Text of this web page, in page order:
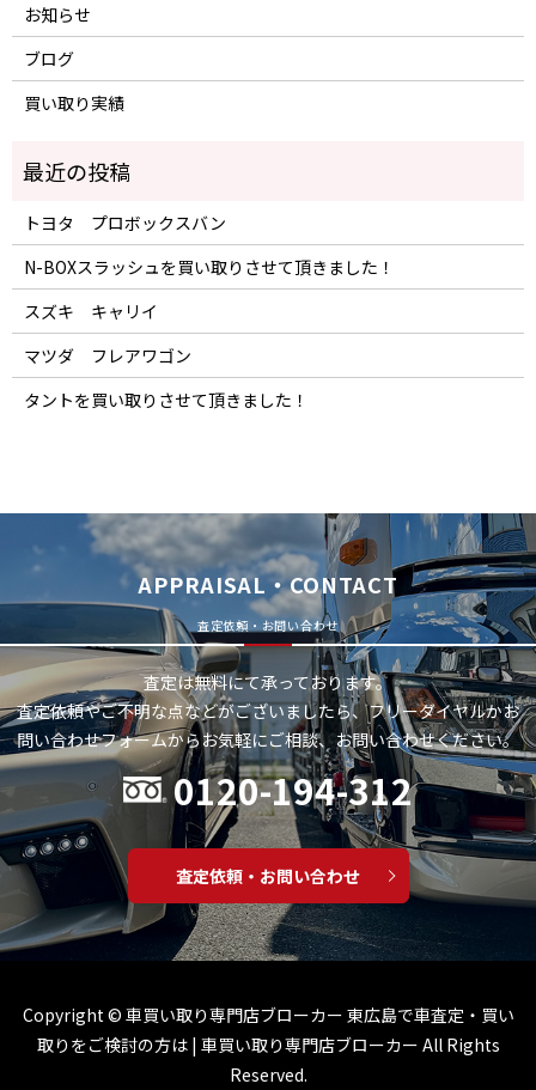
お知らせ
ブログ
買い取り実績
トヨタ プロボックスバン
N-BOXスラッシュを買い取りさせて頂きました！
スズキ キャリイ
マツダ フレアワゴン
タントを買い取りさせて頂きました！
APPRAISAL・CONTACT
査定依頼・お問い合わせ
査定は無料にて承っております。
査定依頼やご不明な点などがございましたら、フリーダイヤルかお
問い合わせフォームからお気軽にご相談、お問い合わせください。
0120-194-312
査定依頼・お問い合わせ
Copyright © 車買い取り専門店ブローカー 東広島で車査定・買い
取りをご検討の方は | 車買い取り専門店ブローカー All Rights
Reserved.